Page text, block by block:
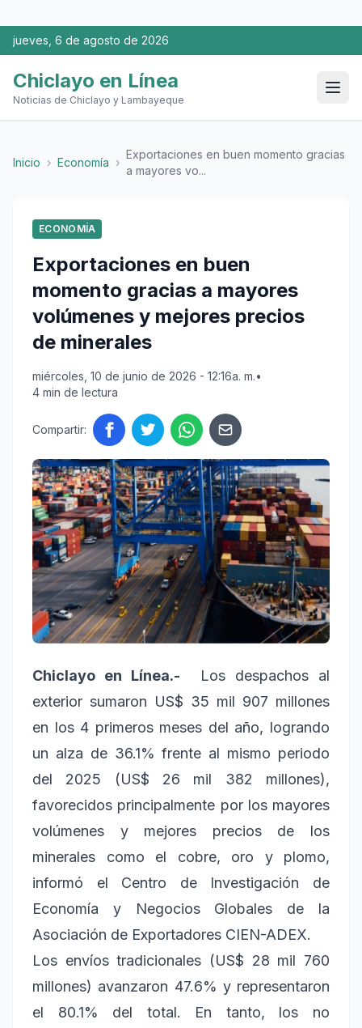
jueves, 6 de agosto de 2026
Chiclayo en Línea
Noticias de Chiclayo y Lambayeque
Inicio › Economía ›
Exportaciones en buen momento gracias
a mayores vo...
ECONOMÍA
Exportaciones en buen
momento gracias a mayores
volúmenes y mejores precios
de minerales
miércoles, 10 de junio de 2026 - 12:16a. m.•
4 min de lectura
Compartir:
Chiclayo en Línea.- Los despachos al
exterior sumaron US$ 35 mil 907 millones
en los 4 primeros meses del año, logrando
un alza de 36.1% frente al mismo periodo
del 2025 (US$ 26 mil 382 millones),
favorecidos principalmente por los mayores
volúmenes y mejores precios de los
minerales como el cobre, oro y plomo,
informó el Centro de Investigación de
Economía y Negocios Globales de la
Asociación de Exportadores CIEN-ADEX.
Los envíos tradicionales (US$ 28 mil 760
millones) avanzaron 47.6% y representaron
el 80.1% del total. En tanto, los no